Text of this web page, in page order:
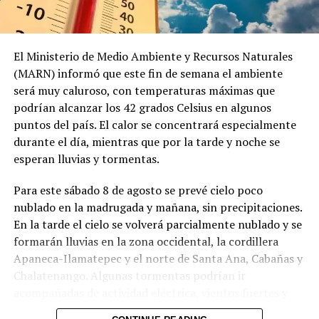
El Ministerio de Medio Ambiente y Recursos Naturales
(MARN) informó que este fin de semana el ambiente
será muy caluroso, con temperaturas máximas que
podrían alcanzar los 42 grados Celsius en algunos
puntos del país. El calor se concentrará especialmente
durante el día, mientras que por la tarde y noche se
esperan lluvias y tormentas.
Para este sábado 8 de agosto se prevé cielo poco
nublado en la madrugada y mañana, sin precipitaciones.
En la tarde el cielo se volverá parcialmente nublado y se
formarán lluvias en la zona occidental, la cordillera
Apaneca-Ilamatepec y el norte de Santa Ana, Cabañas y
Chalatenango. Algunas tormentas podrían ir
posible caída de granizo en sectores montañosos.